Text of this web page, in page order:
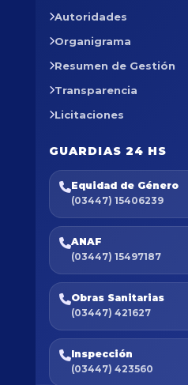
Autoridades
Organigrama
Resumen de Gestión
Transparencia
Licitaciones
GUARDIAS 24 HS
Equidad de Género
(03447) 15406239
ANAF
(03447) 15497187
Obras Sanitarias
(03447) 421627
Inspección
(03447) 423560